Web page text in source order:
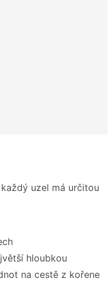
uzel má určitou
hloubkou
na cestě z kořene